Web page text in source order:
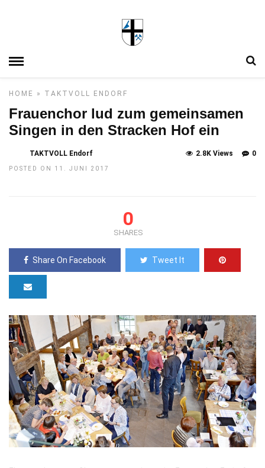
HOME » TAKTVOLL ENDORF
Frauenchor lud zum gemeinsamen
Singen in den Stracken Hof ein
TAKTVOLL Endorf
POSTED ON 11. JUNI 2017
0
2.8K Views
0
SHARES
Share On Facebook Tweet It